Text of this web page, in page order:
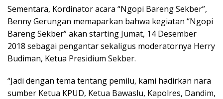
Sementara, Kordinator acara “Ngopi Bareng Sekber”,
Benny Gerungan memaparkan bahwa kegiatan “Ngopi
Bareng Sekber” akan starting Jumat, 14 Desember
2018 sebagai pengantar sekaligus moderatornya Herry
Budiman, Ketua Presidium Sekber.
“Jadi dengan tema tentang pemilu, kami hadirkan nara
sumber Ketua KPUD, Ketua Bawaslu, Kapolres, Dandim,